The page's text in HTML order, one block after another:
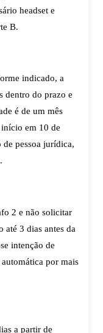
headset e
B.
indicado, a
dentro do prazo e
é de um mês
em 10 de
pessoa jurídica,
2 e não solicitar
até 3 dias antes da
intenção de
por mais
a partir de